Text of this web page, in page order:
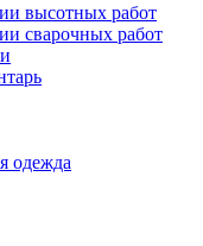
высотных работ
сварочных работ
одежда